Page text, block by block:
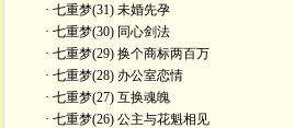
· 七重梦(31) 未婚先孕
· 七重梦(30) 同心剑法
· 七重梦(29) 换个商标两百万
· 七重梦(28) 办公室恋情
· 七重梦(27) 互换魂魄
· 七重梦(26) 公主与花魁相见